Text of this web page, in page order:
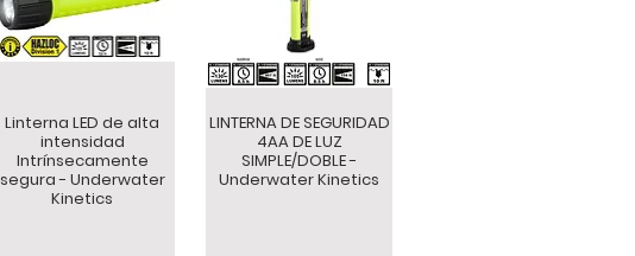
Linterna LED de alta
intensidad
Intrínsecamente
segura - Underwater
Kinetics
LINTERNA DE SEGURIDAD
4AA DE LUZ
SIMPLE/DOBLE -
Underwater Kinetics